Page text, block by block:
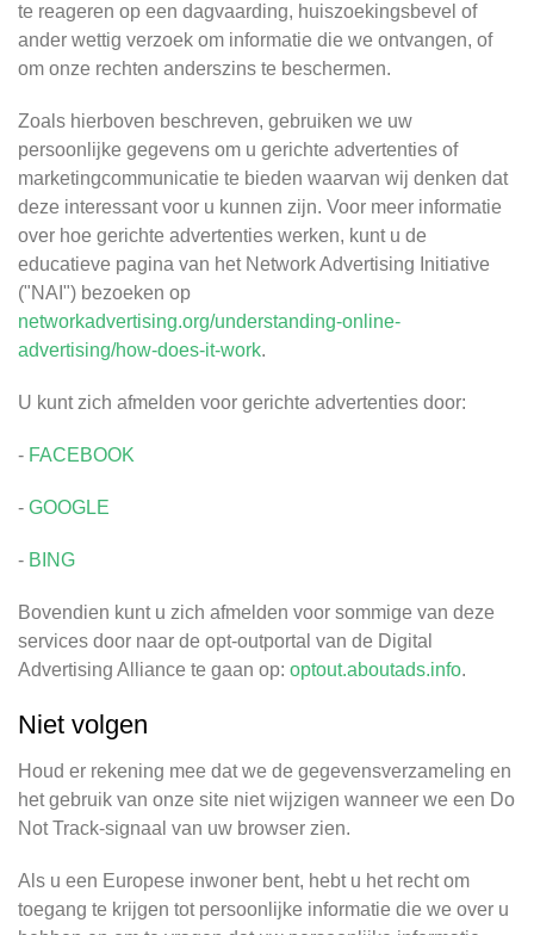
te reageren op een dagvaarding, huiszoekingsbevel of
ander wettig verzoek om informatie die we ontvangen, of
om onze rechten anderszins te beschermen.
Zoals hierboven beschreven, gebruiken we uw
persoonlijke gegevens om u gerichte advertenties of
marketingcommunicatie te bieden waarvan wij denken dat
deze interessant voor u kunnen zijn. Voor meer informatie
over hoe gerichte advertenties werken, kunt u de
educatieve pagina van het Network Advertising Initiative
("NAI") bezoeken op
networkadvertising.org/understanding-online-
advertising/how-does-it-work.
U kunt zich afmelden voor gerichte advertenties door:
- FACEBOOK
- GOOGLE
- BING
Bovendien kunt u zich afmelden voor sommige van deze
services door naar de opt-outportal van de Digital
Advertising Alliance te gaan op: optout.aboutads.info.
Niet volgen
Houd er rekening mee dat we de gegevensverzameling en
het gebruik van onze site niet wijzigen wanneer we een Do
Not Track-signaal van uw browser zien.
Als u een Europese inwoner bent, hebt u het recht om
toegang te krijgen tot persoonlijke informatie die we over u